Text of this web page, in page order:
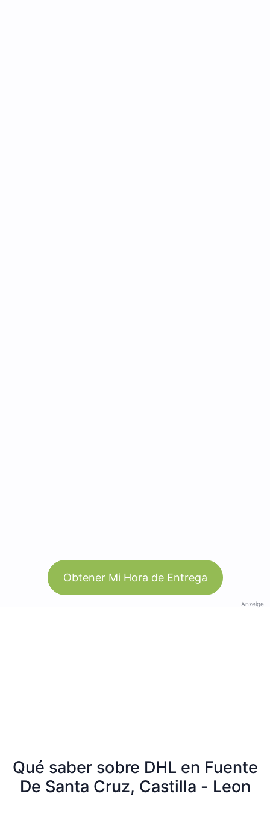
Obtener Mi Hora de Entrega
Anzeige
Qué saber sobre DHL en Fuente
De Santa Cruz, Castilla - Leon